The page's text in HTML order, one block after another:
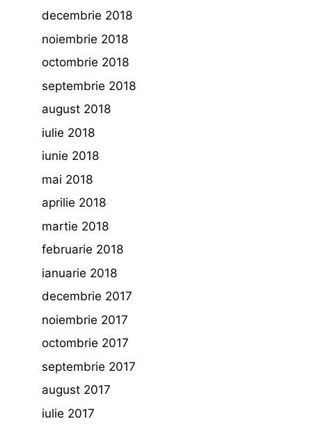
decembrie 2018
noiembrie 2018
octombrie 2018
septembrie 2018
august 2018
iulie 2018
iunie 2018
mai 2018
aprilie 2018
martie 2018
februarie 2018
ianuarie 2018
decembrie 2017
noiembrie 2017
octombrie 2017
septembrie 2017
august 2017
iulie 2017